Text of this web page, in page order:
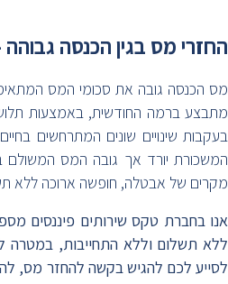
החזרי מס בגין הכנסה
מס הכנסה גובה את סכומי המס
מתבצע ברמה החודשית, באמצעות
בעקבות שינויים שונים המתרחשים
המשכורת יורד אך גובה המס המשולם
מקרים של אבטלה, חופשה ארוכה ללא
אנו בחברת טקס שירותים פיננסים
ללא תשלום וללא התחייבות,
לסייע לכם להגיש בקשה להחזר מס,